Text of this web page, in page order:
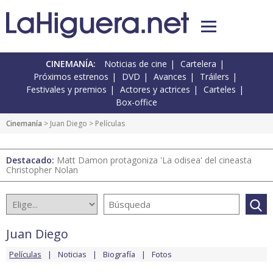
CINEMANÍA: Noticias de cine
Cartelera
Próximos estrenos
DVD Avances
Tráilers
Festivales y premios
Actores y actrices
Carteles
Box-office
Cinemanía > Juan Diego > Películas
Destacado: Matt Damon protagoniza 'La odisea' del cineasta
Christopher Nolan
Juan Diego
Películas Noticias Biografía Fotos